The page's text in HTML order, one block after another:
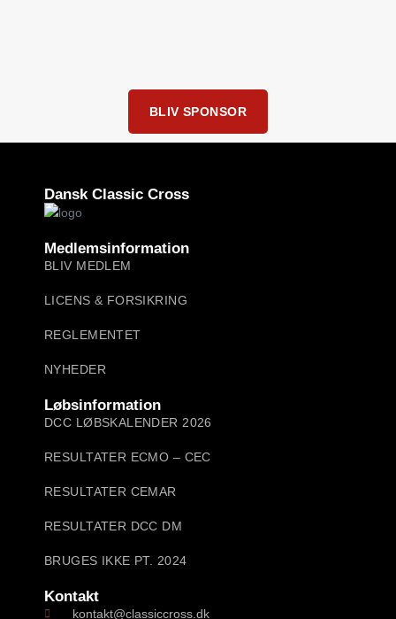
BLIV SPONSOR
Dansk Classic Cross
Medlemsinformation
BLIV MEDLEM
LICENS & FORSIKRING
REGLEMENTET
NYHEDER
Løbsinformation
DCC LØBSKALENDER 2026
RESULTATER ECMO – CEC
RESULTATER CEMAR
RESULTATER DCC DM
BRUGES IKKE PT. 2024
Kontakt
kontakt@classiccross.dk